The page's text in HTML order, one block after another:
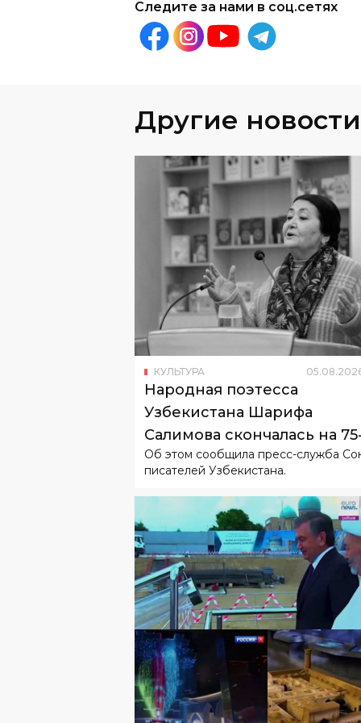
Другие новости
КУЛЬТУРА 05.08.
Народная поэтесса
Узбекистана Шарифа
Салимова скончалась на
году жизни
Об этом сообщила пресс-служба
писателей Узбекистана.
КУЛЬТУРА 27.07.2026